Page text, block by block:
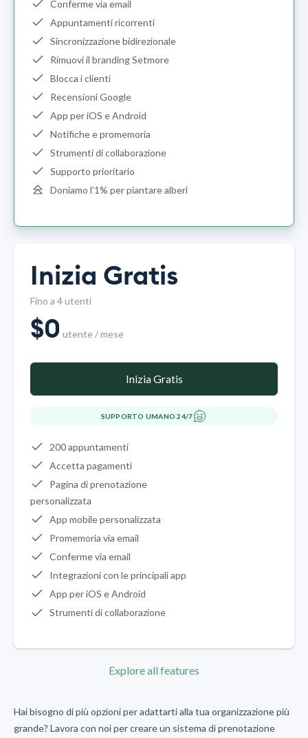
Conferme via email
Appuntamenti ricorrenti
Sincronizzazione bidirezionale
Rimuovi il branding Setmore
Blocca i clienti
Recensioni Google
App per iOS e Android
Notifiche e promemoria
Strumenti di collaborazione
Supporto prioritario
Doniamo l’1% per piantare alberi
Inizia Gratis
Fino a 4 utenti
$0 utente / mese
Inizia Gratis
SUPPORTO UMANO 24/7
200 appuntamenti
Accetta pagamenti
Pagina di prenotazione
personalizzata
App mobile personalizzata
Promemoria via email
Conferme via email
Integrazioni con le principali app
App per iOS e Android
Strumenti di collaborazione
Explore all features
Hai bisogno di più opzioni per adattarti alla tua organizzazione più
grande? Lavora con noi per creare un sistema di prenotazione